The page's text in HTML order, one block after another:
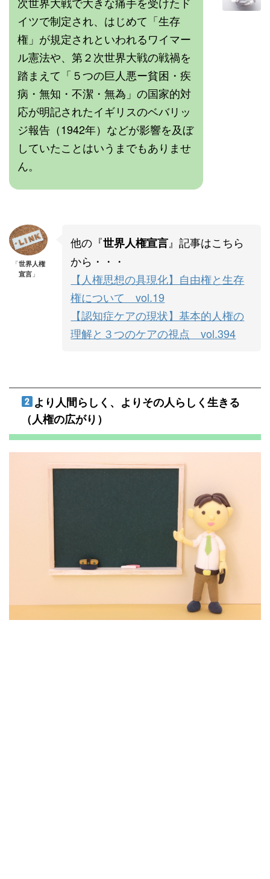
イツで制定され、はじめて「生存
権」が規定されといわれるワイマー
ル憲法や、第２次世界大戦の戦禍を
踏まえて「５つの巨人悪ー貧困・疾
病・無知・不潔・無為」の国家的対
応が明記されたイギリスのベバリッ
ジ報告（1942年）などが影響を及ぼ
していたことはいうまでもありませ
ん。
「世界人権
宣言」
他の『世界人権宣言』記事はこちら
から・・・
【人権思想の具現化】自由権と生存
権について vol.19
【認知症ケアの現状】基本的人権の
理解と３つのケアの視点 vol.394
より人間らしく、よりその人らしく生きる
（人権の広がり）